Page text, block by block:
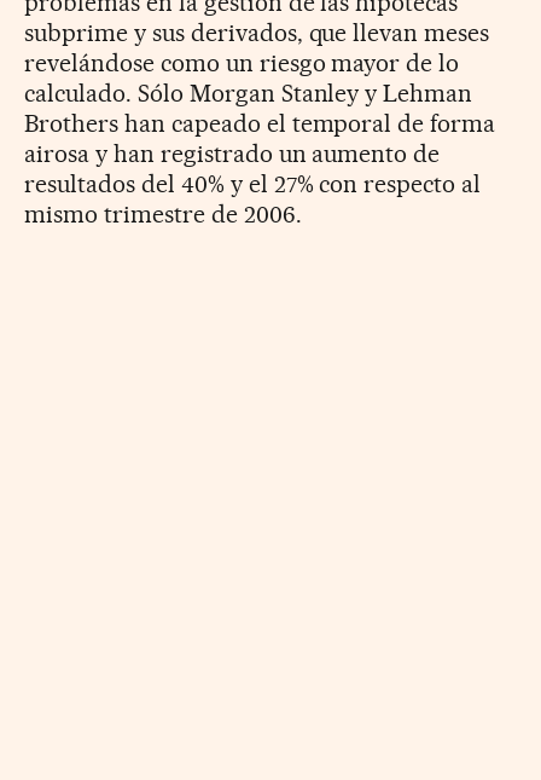
subprime y sus derivados, que llevan meses
revelándose como un riesgo mayor de lo
calculado. Sólo Morgan Stanley y Lehman
Brothers han capeado el temporal de forma
airosa y han registrado un aumento de
resultados del 40% y el 27% con respecto al
mismo trimestre de 2006.